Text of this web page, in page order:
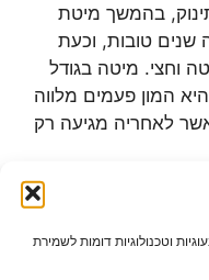
וטכנולוגיות דומות לשמירת
בהמשך מיטת
טובות, וכעת
וחצי. מיטה בגודל
המון פעמים מלווה
לאחריה מגיעה רק
אלא גם